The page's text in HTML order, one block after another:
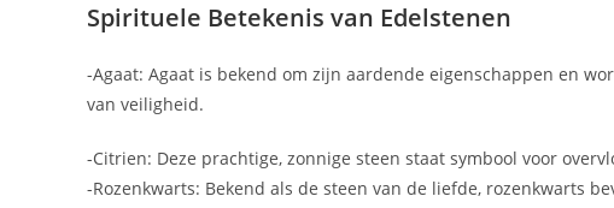
Spirituele Betekenis van Edelstenen
-Agaat: Agaat is bekend om zijn aardende eigenschappen en
van veiligheid.
-Citrien: Deze prachtige, zonnige steen staat symbool voor
-Rozenkwarts: Bekend als de steen van de liefde, rozenkwarts